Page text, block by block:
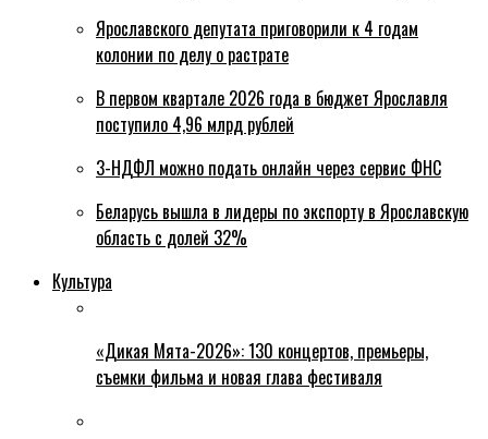
Ярославского депутата приговорили к 4 годам
колонии по делу о растрате
В первом квартале 2026 года в бюджет Ярославля
поступило 4,96 млрд рублей
3-НДФЛ можно подать онлайн через сервис ФНС
Беларусь вышла в лидеры по экспорту в Ярославскую
область с долей 32%
Культура
«Дикая Мята-2026»: 130 концертов, премьеры,
съемки фильма и новая глава фестиваля